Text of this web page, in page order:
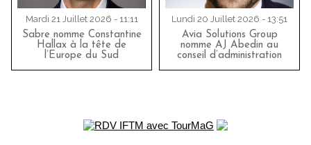
Mardi 21 Juillet 2026 - 11:11
Sabre nomme Constantine
Hallax à la tête de
l’Europe du Sud
Lundi 20 Juillet 2026 - 13:51
Avia Solutions Group
nomme AJ Abedin au
conseil d’administration